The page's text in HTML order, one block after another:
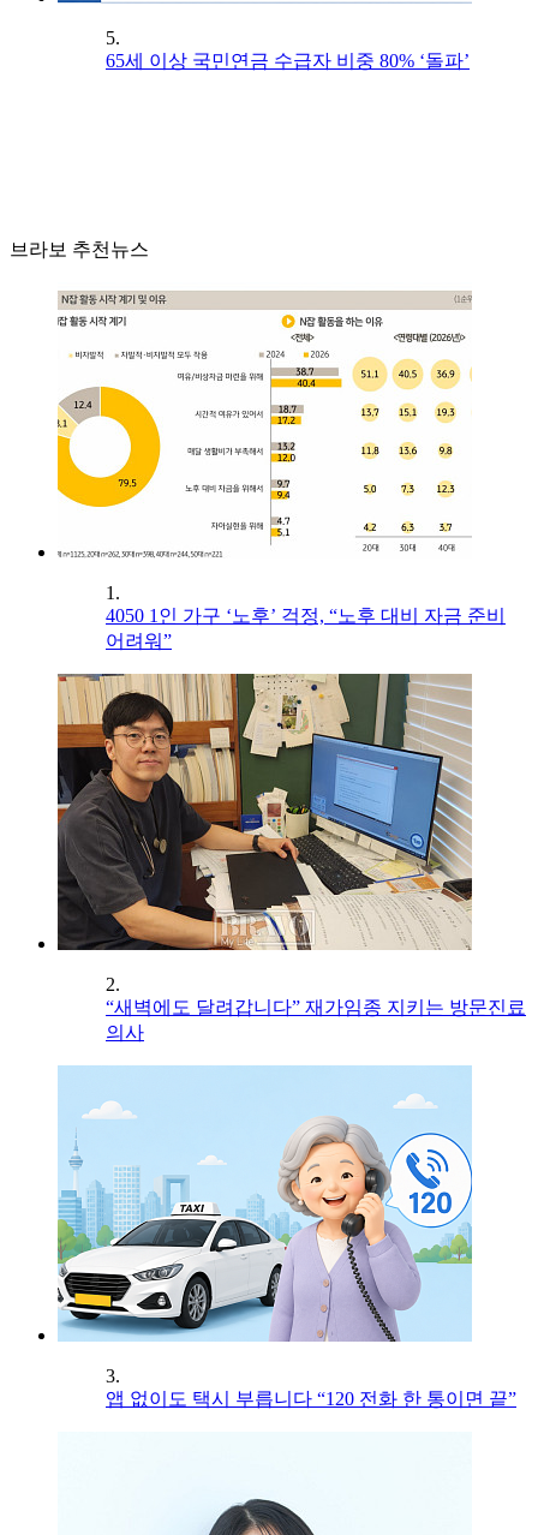
5.
65세 이상 국민연금 수급자 비중 80% ‘돌파’
브라보 추천뉴스
1.
4050 1인 가구 ‘노후’ 걱정, “노후 대비 자금 준비
어려워”
2.
“새벽에도 달려갑니다” 재가임종 지키는 방문진료
의사
3.
앱 없이도 택시 부릅니다 “120 전화 한 통이면 끝”